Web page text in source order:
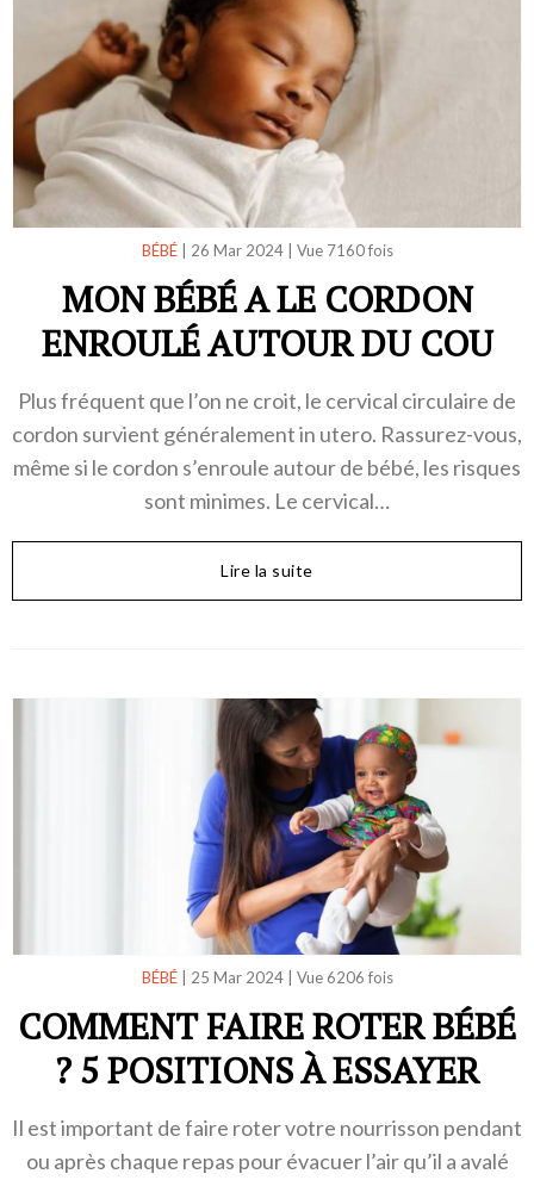
BÉBÉ| 26 Mar 2024| Vue 7160 fois
MON BÉBÉ A LE CORDON
ENROULÉ AUTOUR DU COU
Plus fréquent que l’on ne croit, le cervical circulaire de
cordon survient généralement in utero. Rassurez-vous,
même si le cordon s’enroule autour de bébé, les risques
sont minimes. Le cervical…
Lire la suite
BÉBÉ| 25 Mar 2024| Vue 6206 fois
COMMENT FAIRE ROTER BÉBÉ
? 5 POSITIONS À ESSAYER
Il est important de faire roter votre nourrisson pendant
ou après chaque repas pour évacuer l’air qu’il a avalé